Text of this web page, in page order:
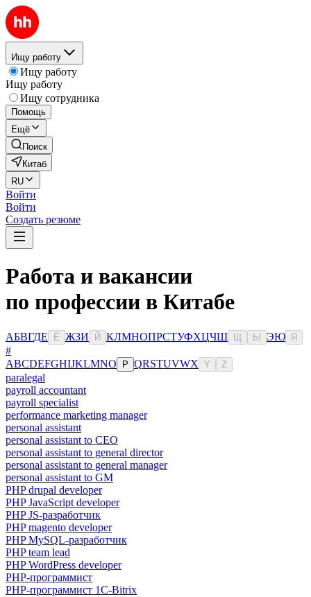
Ищу работу
Ищу работу
Ищу работу
Ищу сотрудника
Помощь
Ещё
Поиск
Китаб
RU
Войти
Войти
Создать резюме
Работа и вакансии
по профессии в Китабе
АБВГДЕ Ё ЖЗИ Й КЛМНОПРСТУФХЦЧШ Ы ЭЮ Я
#
ABCDEFGHIJKLMNO P QRSTUVWX Y Z
paralegal
payroll accountant
payroll specialist
performance marketing manager
personal assistant
personal assistant to CEO
personal assistant to general director
personal assistant to general manager
personal assistant to GM
PHP drupal developer
PHP JavaScript developer
PHP JS-разработчик
PHP magento developer
PHP MySQL-разработчик
PHP team lead
PHP WordPress developer
PHP-программист
PHP-программист 1C-Bitrix